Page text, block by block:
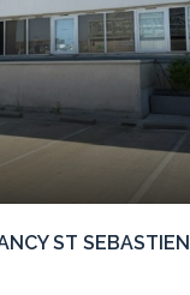
ST SEBASTIEN